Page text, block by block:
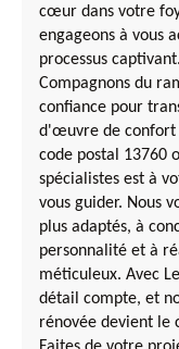
cœur dans votre
engageons à vous
processus
Compagnons du
confiance pour
d'œuvre de confort
code postal 13760
spécialistes est à
vous guider. Nous
plus adaptés, à
personnalité et à
méticuleux. Avec
détail compte, et
rénovée devient le